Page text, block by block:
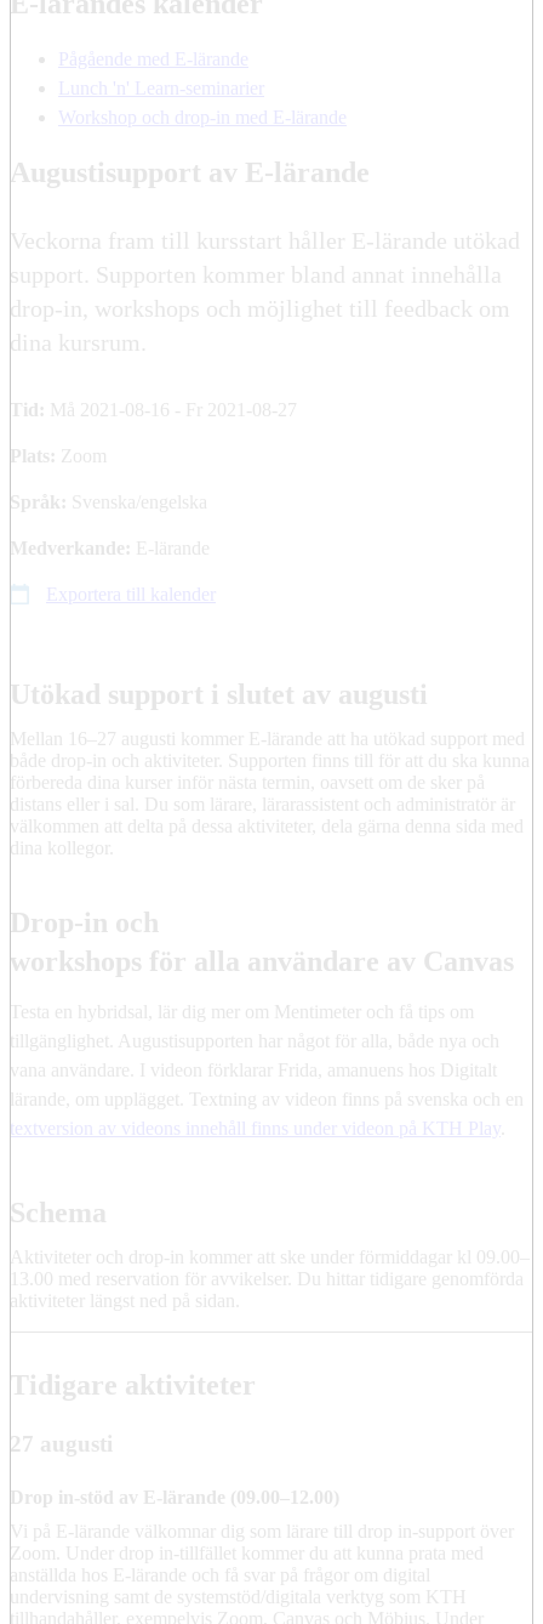
Pågående med E-lärande
Lunch 'n' Learn-seminarier
Workshop och drop-in med E-lärande
Augustisupport av E-lärande
Veckorna fram till kursstart håller E-lärande utökad
support. Supporten kommer bland annat innehålla
drop-in, workshops och möjlighet till feedback om
dina kursrum.
Tid: Må 2021-08-16 - Fr 2021-08-27
Plats: Zoom
Språk: Svenska/engelska
Medverkande: E-lärande
Exportera till kalender
Utökad support i slutet av augusti
Mellan 16–27 augusti kommer E-lärande att ha utökad support med
både drop-in och aktiviteter. Supporten finns till för att du ska kunna
förbereda dina kurser inför nästa termin, oavsett om de sker på
distans eller i sal. Du som lärare, lärarassistent och administratör är
välkommen att delta på dessa aktiviteter, dela gärna denna sida med
dina kollegor.
Drop-in och
workshops för alla användare av Canvas
Testa en hybridsal, lär dig mer om Mentimeter och få tips om
tillgänglighet. Augustisupporten har något för alla, både nya och
vana användare. I videon förklarar Frida, amanuens hos Digitalt
lärande, om upplägget. Textning av videon finns på svenska och en
textversion av videons innehåll finns under videon på KTH Play
Schema
Aktiviteter och drop-in kommer att ske under förmiddagar kl 09.00–
13.00 med reservation för avvikelser. Du hittar tidigare genomförda
aktiviteter längst ned på sidan.
Tidigare aktiviteter
27 augusti
Drop in-stöd av E-lärande (09.00–12.00)
Vi på E-lärande välkomnar dig som lärare till drop in-support över
Zoom. Under drop in-tillfället kommer du att kunna prata med
anställda hos E-lärande och få svar på frågor om digital
undervisning samt de systemstöd/digitala verktyg som KTH
tillhandahåller, exempelvis Zoom, Canvas och Möbius. Under